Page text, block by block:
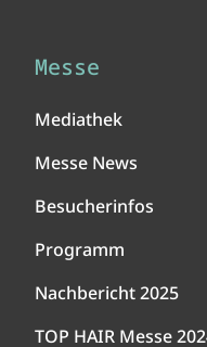
Messe
Mediathek
Messe News
Besucherinfos
Programm
Nachbericht 2025
TOP HAIR Messe